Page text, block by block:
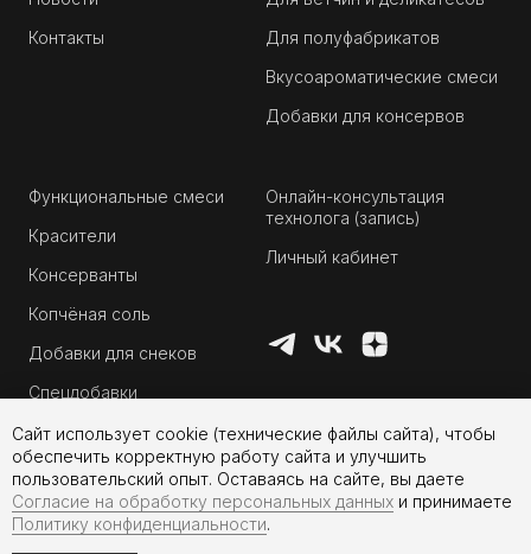
Сайт использует cookie (технические файлы сайта), чтобы
обеспечить корректную работу сайта и улучшить
пользовательский опыт. Оставаясь на сайте, вы даете
Согласие на обработку персональных данных и принимаете
Политику конфиденциальности.
Контакты
Для полуфабрикатов
Вкусоароматические смеси
Добавки для консервов
Функциональные смеси
Красители
Консерванты
Копчёная соль
Добавки для снеков
Спецдобавки
Онлайн-консультация
технолога (запись)
Личный кабинет